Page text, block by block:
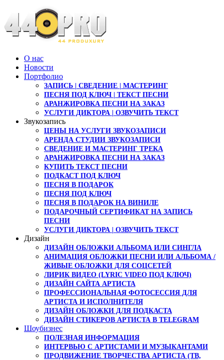
О нас
Новости
Портфолио
ЗАПИСЬ | СВЕДЕНИЕ | МАСТЕРИНГ
ПЕСНЯ ПОД КЛЮЧ | ТЕКСТ ПЕСНИ
АРАНЖИРОВКА ПЕСНИ НА ЗАКАЗ
УСЛУГИ ДИКТОРА | ОЗВУЧИТЬ ТЕКСТ
Звукозапись
ЦЕНЫ НА УСЛУГИ ЗВУКОЗАПИСИ
АРЕНДА СТУДИИ ЗВУКОЗАПИСИ
СВЕДЕНИЕ И МАСТЕРИНГ ТРЕКА
АРАНЖИРОВКА ПЕСНИ НА ЗАКАЗ
КУПИТЬ ТЕКСТ ПЕСНИ
ПОДКАСТ ПОД КЛЮЧ
ПЕСНЯ В ПОДАРОК
ПЕСНЯ ПОД КЛЮЧ
ПЕСНЯ В ПОДАРОК НА ВИНИЛЕ
ПОДАРОЧНЫЙ СЕРТИФИКАТ НА ЗАПИСЬ
ПЕСНИ
УСЛУГИ ДИКТОРА | ОЗВУЧИТЬ ТЕКСТ
Дизайн
ДИЗАЙН ОБЛОЖКИ АЛЬБОМА ИЛИ СИНГЛА
АНИМАЦИЯ ОБЛОЖКИ ПЕСНИ ИЛИ АЛЬБОМА /
ЖИВЫЕ ОБЛОЖКИ ДЛЯ СОЦСЕТЕЙ
ЛИРИК ВИДЕО (LYRIC VIDEO ПОД КЛЮЧ)
ДИЗАЙН САЙТА АРТИСТА
ПРОФЕССИОНАЛЬНАЯ ФОТОСЕССИЯ ДЛЯ
АРТИСТА И ИСПОЛНИТЕЛЯ
ДИЗАЙН ОБЛОЖКИ ДЛЯ ПОДКАСТА
ДИЗАЙН СТИКЕРОВ АРТИСТА В TELEGRAM
Шоубизнес
ПОЛЕЗНАЯ ИНФОРМАЦИЯ
ИНТЕРВЬЮ С АРТИСТАМИ И МУЗЫКАНТАМИ
ПРОДВИЖЕНИЕ ТВОРЧЕСТВА АРТИСТА (ТВ,